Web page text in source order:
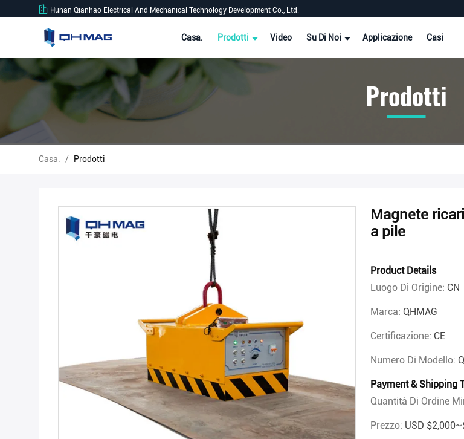
Hunan Qianhao Electrical And Mechanical Technology Development Co., Ltd.
Casa. Prodotti Video Su Di Noi Applicazione Casi
Prodotti
Casa. / Prodotti
Magnete
a pile
Product Details
Luogo Di Origine: CN
Marca: QHMAG
Certificazione: CE
Numero Di Modello:
Payment & Shipping
Quantità Di Ordine
Prezzo: USD